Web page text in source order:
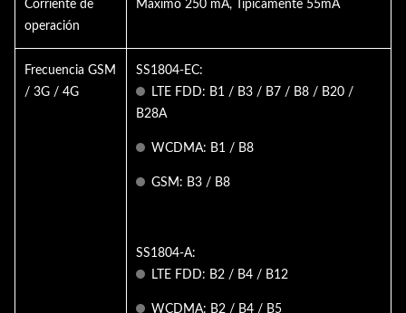
Corriente de
operación
Máximo 250 mA, Típicamente 55mA
Frecuencia GSM
/ 3G / 4G
SS1804-EC:
LTE FDD: B1 / B3 / B7 / B8 / B20 /
B28A
WCDMA: B1 / B8
GSM: B3 / B8
SS1804-A:
LTE FDD: B2 / B4 / B12
WCDMA: B2 / B4 / B5